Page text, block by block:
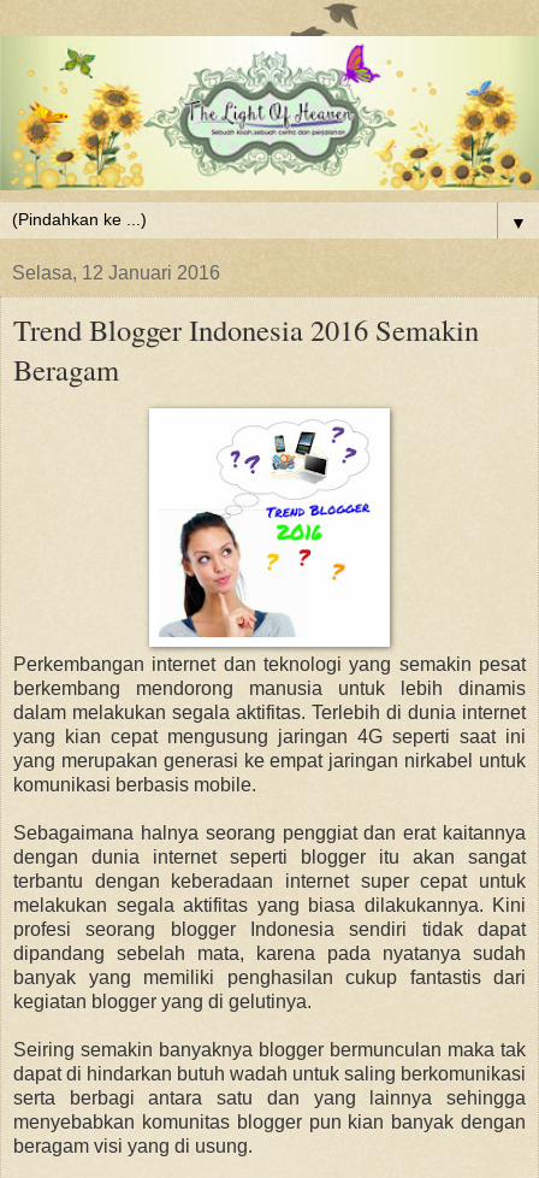
▼
Selasa, 12 Januari 2016
Trend Blogger Indonesia 2016 Semakin
Beragam
Perkembangan internet dan teknologi yang semakin pesat
berkembang mendorong manusia untuk lebih dinamis
dalam melakukan segala aktifitas. Terlebih di dunia internet
yang kian cepat mengusung jaringan 4G seperti saat ini
yang merupakan generasi ke empat jaringan nirkabel untuk
komunikasi berbasis mobile.
Sebagaimana halnya seorang penggiat dan erat kaitannya
dengan dunia internet seperti blogger itu akan sangat
terbantu dengan keberadaan internet super cepat untuk
melakukan segala aktifitas yang biasa dilakukannya. Kini
profesi seorang blogger Indonesia sendiri tidak dapat
dipandang sebelah mata, karena pada nyatanya sudah
banyak yang memiliki penghasilan cukup fantastis dari
kegiatan blogger yang di gelutinya.
Seiring semakin banyaknya blogger bermunculan maka tak
dapat di hindarkan butuh wadah untuk saling berkomunikasi
serta berbagi antara satu dan yang lainnya sehingga
menyebabkan komunitas blogger pun kian banyak dengan
beragam visi yang di usung.